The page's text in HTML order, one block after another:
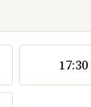
17:30